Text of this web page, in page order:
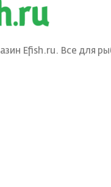
Efish.ru. Все для